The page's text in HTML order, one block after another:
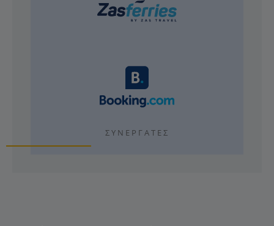
ΣΥΝΕΡΓΆΤΕΣ